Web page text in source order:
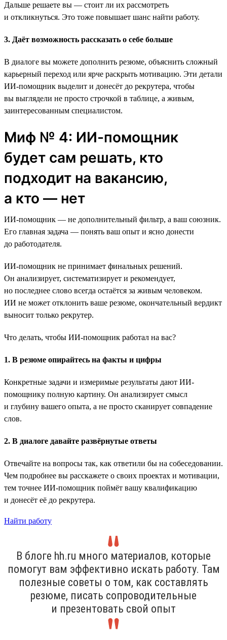
Дальше решаете вы — стоит ли их рассмотреть
и откликнуться. Это тоже повышает шанс найти работу.
3. Даёт возможность рассказать о себе больше
В диалоге вы можете дополнить резюме, объяснить сложный
карьерный переход или ярче раскрыть мотивацию. Эти детали
ИИ-помощник выделит и донесёт до рекрутера, чтобы
вы выглядели не просто строчкой в таблице, а живым,
заинтересованным специалистом.
Миф № 4: ИИ-помощник
будет сам решать, кто
подходит на вакансию,
а кто — нет
ИИ-помощник — не дополнительный фильтр, а ваш союзник.
Его главная задача — понять ваш опыт и ясно донести
до работодателя.
ИИ-помощник не принимает финальных решений.
Он анализирует, систематизирует и рекомендует,
но последнее слово всегда остаётся за живым человеком.
ИИ не может отклонить ваше резюме, окончательный вердикт
выносит только рекрутер.
Что делать, чтобы ИИ-помощник работал на вас?
1. В резюме опирайтесь на факты и цифры
Конкретные задачи и измеримые результаты дают ИИ-
помощнику полную картину. Он анализирует смысл
и глубину вашего опыта, а не просто сканирует совпадение
слов.
2. В диалоге давайте развёрнутые ответы
Отвечайте на вопросы так, как ответили бы на собеседовании.
Чем подробнее вы расскажете о своих проектах и мотивации,
тем точнее ИИ-помощник поймёт вашу квалификацию
и донесёт её до рекрутера.
Найти работу
В блоге hh.ru много материалов, которые
помогут вам эффективно искать работу. Там
полезные советы о том, как составлять
резюме, писать сопроводительные
и презентовать свой опыт